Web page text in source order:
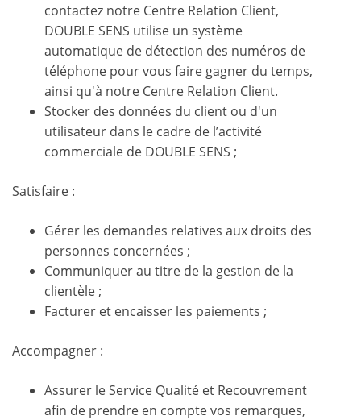
contactez notre Centre Relation Client,
DOUBLE SENS utilise un système
automatique de détection des numéros de
téléphone pour vous faire gagner du temps,
ainsi qu'à notre Centre Relation Client.
Stocker des données du client ou d'un
utilisateur dans le cadre de l’activité
commerciale de DOUBLE SENS ;
Satisfaire :
Gérer les demandes relatives aux droits des
personnes concernées ;
Communiquer au titre de la gestion de la
clientèle ;
Facturer et encaisser les paiements ;
Accompagner :
Assurer le Service Qualité et Recouvrement
afin de prendre en compte vos remarques,